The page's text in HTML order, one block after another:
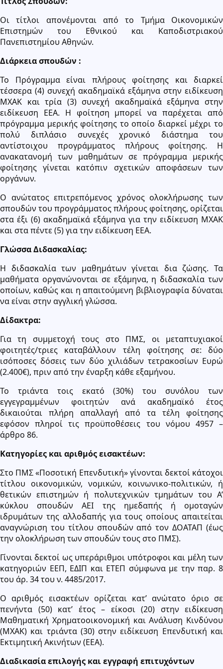
Οι τίτλοι απονέμονται από το Τμήμα Οικονομικών
Επιστημών του Εθνικού και Καποδιστριακού
Πανεπιστημίου Αθηνών.
Διάρκεια σπουδών :
Το Πρόγραμμα είναι πλήρους φοίτησης και διαρκεί
τέσσερα (4) συνεχή ακαδημαϊκά εξάμηνα στην ειδίκευση
ΜΧΑΚ και τρία (3) συνεχή ακαδημαϊκά εξάμηνα στην
ειδίκευση ΕΕΑ. Η φοίτηση μπορεί να παρέχεται από
πρόγραμμα μερικής φοίτησης το οποίο διαρκεί μέχρι το
πολύ διπλάσιο συνεχές χρονικό διάστημα του
αντίστοιχου προγράμματος πλήρους φοίτησης. Η
ανακατανομή των μαθημάτων σε πρόγραμμα μερικής
φοίτησης γίνεται κατόπιν σχετικών αποφάσεων των
οργάνων.
Ο ανώτατος επιτρεπόμενος χρόνος ολοκλήρωσης των
σπουδών του προγράμματος πλήρους φοίτησης, ορίζεται
στα έξι (6) ακαδημαϊκά εξάμηνα για την ειδίκευση ΜΧΑΚ
και στα πέντε (5) για την ειδίκευση ΕΕΑ.
Γλώσσα Διδασκαλίας:
Η διδασκαλία των μαθημάτων γίνεται δια ζώσης. Τα
μαθήματα οργανώνονται σε εξάμηνα, η διδασκαλία των
οποίων, καθώς και η απαιτούμενη βιβλιογραφία δύναται
να είναι στην αγγλική γλώσσα.
Δίδακτρα:
Για τη συμμετοχή τους στο ΠΜΣ, οι μεταπτυχιακοί
φοιτητές/τριες καταβάλλουν τέλη φοίτησης σε: δύο
ισόποσες δόσεις των δύο χιλιάδων τετρακοσίων Ευρώ
(2.400€), πριν από την έναρξη κάθε εξαμήνου.
Το τριάντα τοις εκατό (30%) του συνόλου των
εγγεγραμμένων φοιτητών ανά ακαδημαϊκό έτος
δικαιούται πλήρη απαλλαγή από τα τέλη φοίτησης
εφόσον πληροί τις προϋποθέσεις του νόμου 4957 –
άρθρο 86.
Κατηγορίες και αριθμός εισακτέων:
Στο ΠΜΣ «Ποσοτική Επενδυτική» γίνονται δεκτοί κάτοχοι
τίτλου οικονομικών, νομικών, κοινωνικο-πολιτικών, ή
θετικών επιστημών ή πολυτεχνικών τμημάτων του Α’
κύκλου σπουδών ΑΕΙ της ημεδαπής ή ομοταγών
ιδρυμάτων της αλλοδαπής για τους οποίους απαιτείται
αναγνώριση του τίτλου σπουδών από τον ΔΟΑΤΑΠ (έως
την ολοκλήρωση των σπουδών τους στο ΠΜΣ).
Γίνονται δεκτοί ως υπεράριθμοι υπότροφοι και μέλη των
κατηγοριών ΕΕΠ, ΕΔΙΠ και ΕΤΕΠ σύμφωνα με την παρ. 8
του άρ. 34 του ν. 4485/2017.
Ο αριθμός εισακτέων ορίζεται κατ’ ανώτατο όριο σε
πενήντα (50) κατ’ έτος – είκοσι (20) στην ειδίκευση
Μαθηματική Χρηματοοικονομική και Ανάλυση Κινδύνου
(ΜΧΑΚ) και τριάντα (30) στην ειδίκευση Επενδυτική και
Εκτιμητική Ακινήτων (ΕΕΑ).
Διαδικασία επιλογής και εγγραφή επιτυχόντων